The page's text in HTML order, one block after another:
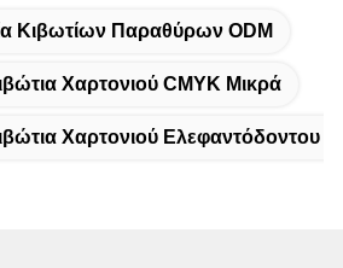
Κιβωτίων Παραθύρων ODM
Χαρτονιού CMYK Μικρά
Χαρτονιού Ελεφαντόδοντου